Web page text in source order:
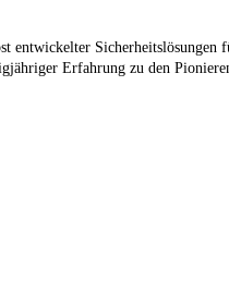
entwickelter Sicherheitslösungen
Erfahrung zu den